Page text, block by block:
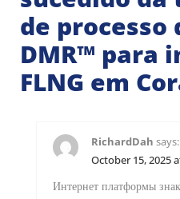
de processo
DMR™ para
FLNG em
RichardDah says:
October 15, 2025
Интернет платформы